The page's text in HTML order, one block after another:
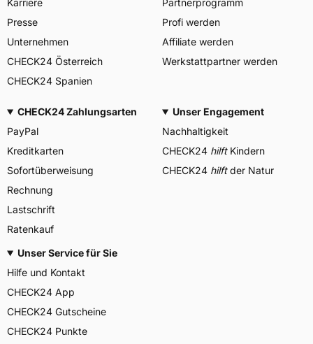
Karriere
Presse
Unternehmen
CHECK24 Österreich
CHECK24 Spanien
Partnerprogramm
Profi werden
Affiliate werden
Werkstattpartner werden
CHECK24 Zahlungsarten
PayPal
Kreditkarten
Sofortüberweisung
Rechnung
Lastschrift
Ratenkauf
Unser Engagement
Nachhaltigkeit
CHECK24 hilftKindern
CHECK24 hilftder Natur
Unser Service für Sie
Hilfe und Kontakt
CHECK24 App
CHECK24 Gutscheine
CHECK24 Punkte